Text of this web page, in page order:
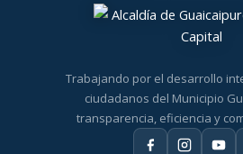
Trabajando por el desarrollo
ciudadanos del Municipio
transparencia, eficiencia y